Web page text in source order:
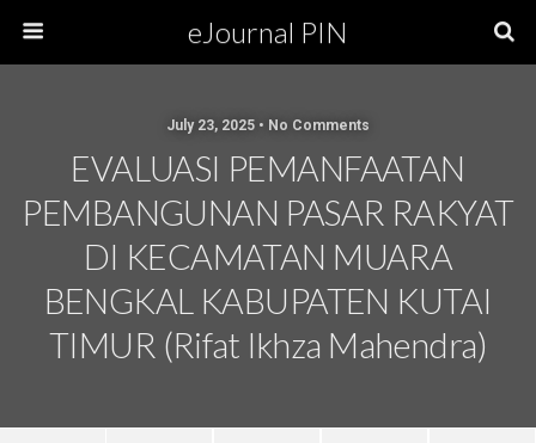
eJournal PIN
July 23, 2025 • No Comments
EVALUASI PEMANFAATAN
PEMBANGUNAN PASAR RAKYAT
DI KECAMATAN MUARA
BENGKAL KABUPATEN KUTAI
TIMUR (Rifat Ikhza Mahendra)